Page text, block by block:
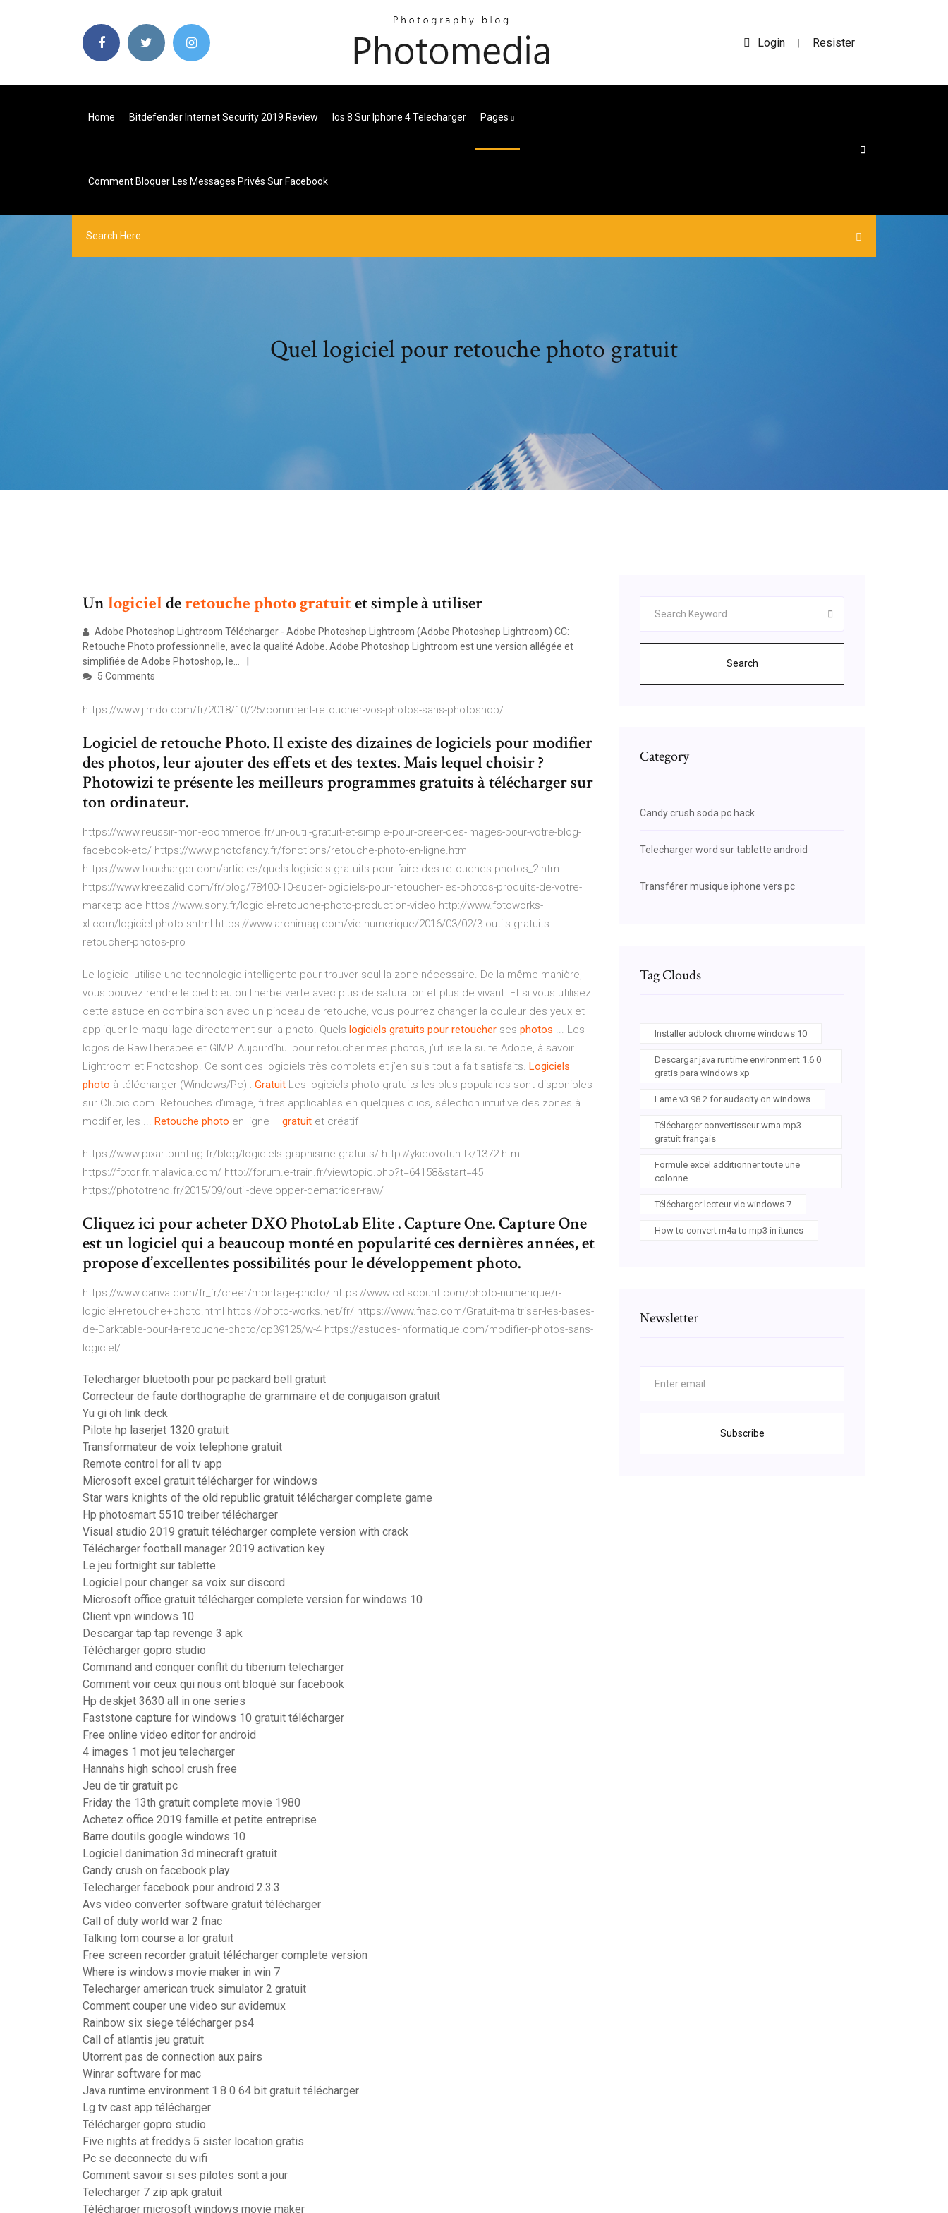
Login | Resister
Home Bitdefender Internet Security 2019 Review Ios 8 Sur Iphone 4 Telecharger Pages
Comment Bloquer Les Messages Privés Sur Facebook
Quel logiciel pour retouche photo gratuit
Unlogicielderetouchephotogratuitet simple à utiliser
Adobe Photoshop Lightroom Télécharger - Adobe Photoshop Lightroom (Adobe Photoshop Lightroom) CC:
Retouche Photo professionnelle, avec la qualité Adobe. Adobe Photoshop Lightroom est une version allégée et
simplifiée de Adobe Photoshop, le…
5 Comments
https://www.jimdo.com/fr/2018/10/25/comment-retoucher-vos-photos-sans-photoshop/
Logiciel de retouche Photo. Il existe des dizaines de logiciels pour modifier
des photos, leur ajouter des effets et des textes. Mais lequel choisir ?
Photowizi te présente les meilleurs programmes gratuits à télécharger sur
ton ordinateur.
https://www.reussir-mon-ecommerce.fr/un-outil-gratuit-et-simple-pour-creer-des-images-pour-votre-blog-
facebook-etc/ https://www.photofancy.fr/fonctions/retouche-photo-en-ligne.html
https://www.toucharger.com/articles/quels-logiciels-gratuits-pour-faire-des-retouches-photos_2.htm
https://www.kreezalid.com/fr/blog/78400-10-super-logiciels-pour-retoucher-les-photos-produits-de-votre-
marketplace https://www.sony.fr/logiciel-retouche-photo-production-video http://www.fotoworks-
xl.com/logiciel-photo.shtml https://www.archimag.com/vie-numerique/2016/03/02/3-outils-gratuits-
retoucher-photos-pro
Le logiciel utilise une technologie intelligente pour trouver seul la zone nécessaire. De la même manière,
vous pouvez rendre le ciel bleu ou l'herbe verte avec plus de saturation et plus de vivant. Et si vous utilisez
cette astuce en combinaison avec un pinceau de retouche, vous pourrez changer la couleur des yeux et
appliquer le maquillage directement sur la photo. Quels logiciels gratuits pour retoucher ses photos ... Les
logos de RawTherapee et GIMP. Aujourd’hui pour retoucher mes photos, j’utilise la suite Adobe, à savoir
Lightroom et Photoshop. Ce sont des logiciels très complets et j’en suis tout a fait satisfaits. Logiciels
photo à télécharger (Windows/Pc) : Gratuit Les logiciels photo gratuits les plus populaires sont disponibles
sur Clubic.com. Retouches d’image, filtres applicables en quelques clics, sélection intuitive des zones à
modifier, les ... Retouche photo en ligne – gratuit et créatif
https://www.pixartprinting.fr/blog/logiciels-graphisme-gratuits/ http://ykicovotun.tk/1372.html
https://fotor.fr.malavida.com/ http://forum.e-train.fr/viewtopic.php?t=64158&start=45
https://phototrend.fr/2015/09/outil-developper-dematricer-raw/
Cliquez ici pour acheter DXO PhotoLab Elite . Capture One. Capture One
est un logiciel qui a beaucoup monté en popularité ces dernières années, et
propose d’excellentes possibilités pour le développement photo.
https://www.canva.com/fr_fr/creer/montage-photo/ https://www.cdiscount.com/photo-numerique/r-
logiciel+retouche+photo.html https://photo-works.net/fr/ https://www.fnac.com/Gratuit-maitriser-les-bases-
de-Darktable-pour-la-retouche-photo/cp39125/w-4 https://astuces-informatique.com/modifier-photos-sans-
logiciel/
Telecharger bluetooth pour pc packard bell gratuit
Correcteur de faute dorthographe de grammaire et de conjugaison gratuit
Yu gi oh link deck
Pilote hp laserjet 1320 gratuit
Transformateur de voix telephone gratuit
Remote control for all tv app
Microsoft excel gratuit télécharger for windows
Star wars knights of the old republic gratuit télécharger complete game
Hp photosmart 5510 treiber télécharger
Visual studio 2019 gratuit télécharger complete version with crack
Télécharger football manager 2019 activation key
Le jeu fortnight sur tablette
Logiciel pour changer sa voix sur discord
Microsoft office gratuit télécharger complete version for windows 10
Client vpn windows 10
Descargar tap tap revenge 3 apk
Télécharger gopro studio
Command and conquer conflit du tiberium telecharger
Comment voir ceux qui nous ont bloqué sur facebook
Hp deskjet 3630 all in one series
Faststone capture for windows 10 gratuit télécharger
Free online video editor for android
4 images 1 mot jeu telecharger
Hannahs high school crush free
Jeu de tir gratuit pc
Friday the 13th gratuit complete movie 1980
Achetez office 2019 famille et petite entreprise
Barre doutils google windows 10
Logiciel danimation 3d minecraft gratuit
Candy crush on facebook play
Telecharger facebook pour android 2.3.3
Avs video converter software gratuit télécharger
Call of duty world war 2 fnac
Talking tom course a lor gratuit
Free screen recorder gratuit télécharger complete version
Where is windows movie maker in win 7
Telecharger american truck simulator 2 gratuit
Comment couper une video sur avidemux
Rainbow six siege télécharger ps4
Call of atlantis jeu gratuit
Utorrent pas de connection aux pairs
Winrar software for mac
Java runtime environment 1.8 0 64 bit gratuit télécharger
Lg tv cast app télécharger
Télécharger gopro studio
Five nights at freddys 5 sister location gratis
Pc se deconnecte du wifi
Comment savoir si ses pilotes sont a jour
Telecharger 7 zip apk gratuit
Télécharger microsoft windows movie maker
Search
Category
Candy crush soda pc hack
Telecharger word sur tablette android
Transférer musique iphone vers pc
Tag Clouds
Installer adblock chrome windows 10
Descargar java runtime environment 1.6 0
gratis para windows xp
Lame v3 98.2 for audacity on windows
Télécharger convertisseur wma mp3
gratuit français
Formule excel additionner toute une
colonne
Télécharger lecteur vlc windows 7
How to convert m4a to mp3 in itunes
Newsletter
Subscribe